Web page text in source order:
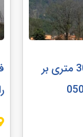
مشارکت در ساخت زمین 3000 متری بر